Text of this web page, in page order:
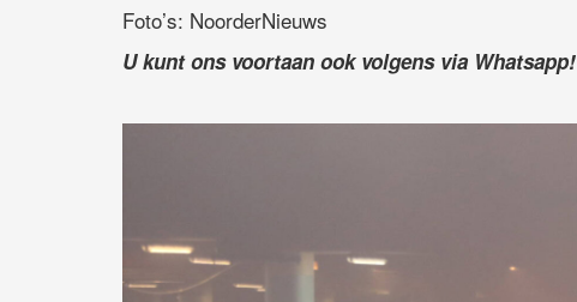
Foto’s: NoorderNieuws
U kunt ons voortaan ook volgens via Whatsapp!